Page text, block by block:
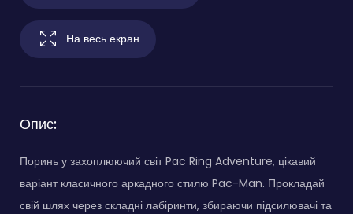
На весь екран
Опис:
Поринь у захоплюючий світ Pac Ring Adventure, цікавий
варіант класичного аркадного стилю Pac-Man. Прокладай
свій шлях через складні лабіринти, збираючи підсилювачі та